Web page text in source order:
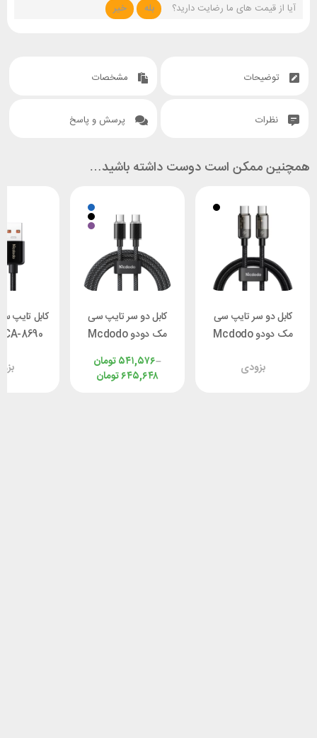
آیا از قیمت های ما رضایت دارید؟ بله خیر
توضیحات مشخصات
نظرات پرسش و پاسخ
همچنین ممکن است دوست داشته باشید…
کابل دو سر تایپ سی
مک دودو Mcdodo
توان 100 واتبزودی
کابل دو سر تایپ سی
مک دودو Mcdodo
وات طول 1.2 متر تومان۵۴۱,۵۷۶–
تومان۶۴۵,۶۴۸
کابل تایپ
8690